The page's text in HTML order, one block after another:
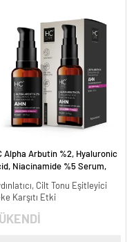
Alpha Arbutin %2, Hyaluronic
Niacinamide %5 Serum,
Cilt Tonu Eşitleyici
Karşıtı Etki